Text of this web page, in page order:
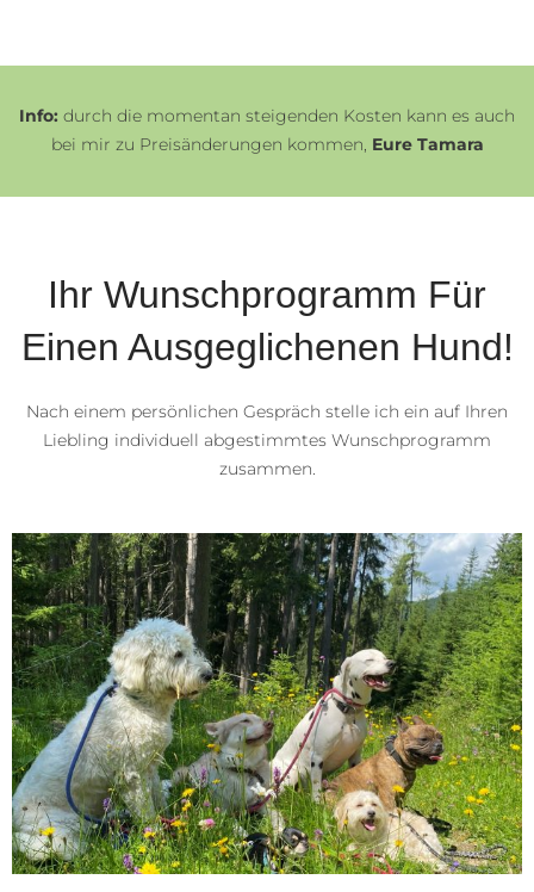
Info: durch die momentan steigenden Kosten kann es auch
bei mir zu Preisänderungen kommen, Eure Tamara
Ihr Wunschprogramm Für
Einen Ausgeglichenen Hund!
Nach einem persönlichen Gespräch stelle ich ein auf Ihren
Liebling individuell abgestimmtes Wunschprogramm
zusammen.